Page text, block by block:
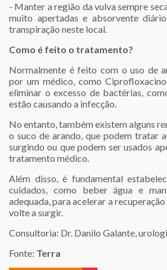
- Manter a região da vulva sempre
muito apertadas e absorvente
transpiração neste local.
Como é feito o tratamento?
Normalmente é feito com o uso de
por um médico, como
eliminar o excesso de bactérias,
estão causando a infecção.
No entanto, também existem alguns
o suco de arando, que podem tratar
surgindo ou que podem ser usados
tratamento médico.
Além disso, é fundamental
cuidados, como beber água e
adequada, para acelerar a
volte a surgir.
Consultoria: Dr. Danilo Galante,
Fonte: Terra